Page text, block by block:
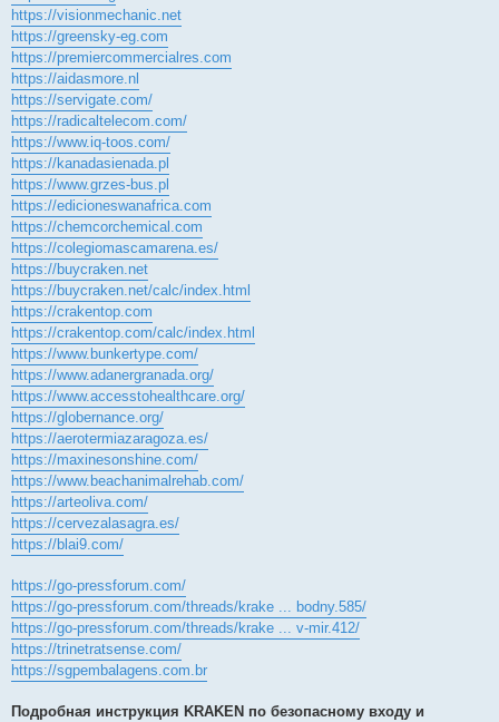
https://visionmechanic.net
https://greensky-eg.com
https://premiercommercialres.com
https://aidasmore.nl
https://servigate.com/
https://radicaltelecom.com/
https://www.iq-toos.com/
https://kanadasienada.pl
https://www.grzes-bus.pl
https://edicioneswanafrica.com
https://chemcorchemical.com
https://colegiomascamarena.es/
https://buycraken.net
https://buycraken.net/calc/index.html
https://crakentop.com
https://crakentop.com/calc/index.html
https://www.bunkertype.com/
https://www.adanergranada.org/
https://www.accesstohealthcare.org/
https://globernance.org/
https://aerotermiazaragoza.es/
https://maxinesonshine.com/
https://www.beachanimalrehab.com/
https://arteoliva.com/
https://cervezalasagra.es/
https://blai9.com/
https://go-pressforum.com/
https://go-pressforum.com/threads/krake ... bodny.585/
https://go-pressforum.com/threads/krake ... v-mir.412/
https://trinetratsense.com/
https://sgpembalagens.com.br
Подробная инструкция KRAKEN по безопасному входу и